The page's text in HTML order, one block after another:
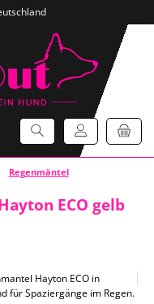
Regenmäntel
ECO gelb